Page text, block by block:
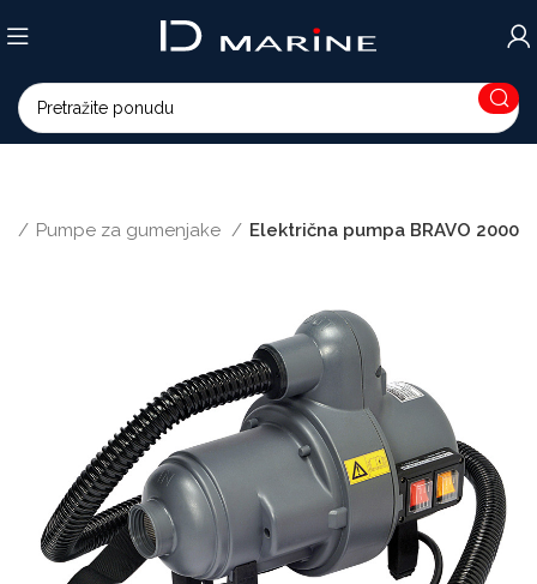
Pumpe za gumenjake Električna pumpa BRAVO 2000